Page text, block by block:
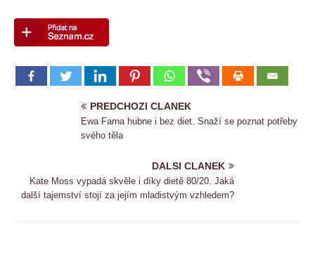
PREDCHOZI CLANEK
Ewa Farna hubne i bez diet. Snaží se poznat potřeby
svého těla
DALSI CLANEK
Kate Moss vypadá skvěle i díky dietě 80/20. Jaká
další tajemství stojí za jejím mladistvým vzhledem?